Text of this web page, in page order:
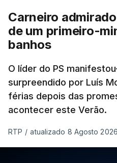
Carneiro
de um primeiro-
banhos
O líder do PS
surpreendido por Luís
férias depois das
acontecer este Verão.
RTP / atualizado 8 Agosto